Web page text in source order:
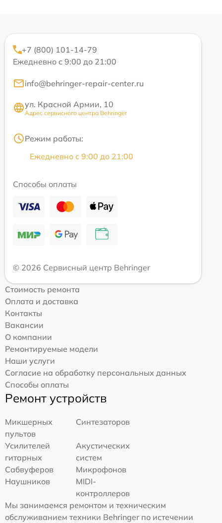
+7 (800) 101-14-79
Ежедневно с 9:00 до 21:00
info@behringer-repair-center.ru
ул. Красной Армии, 10
Адрес сервисного центра Behringer
Режим работы:
Ежедневно с 9:00 до 21:00
Способы оплаты
© 2026 Сервисный центр Behringer
Стоимость ремонта
Оплата и доставка
Контакты
Вакансии
О компании
Ремонтируемые модели
Наши услуги
Согласие на обработку персональных данных
Способы оплаты
Ремонт устройств
Микшерных
пультов
Синтезаторов
Усилителей
гитарных
Акустических
систем
Сабвуферов
Микрофонов
Наушников
MIDI-
контроллеров
Мы занимаемся ремонтом и техническим
обслуживанием техники Behringer по истечении